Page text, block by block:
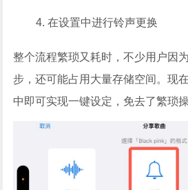
在设置中进行铃声更换
整个流程繁琐又耗时，不少用户因
步，还可能占用大量存储空间。现
中即可实现一键设定，免去了繁琐操